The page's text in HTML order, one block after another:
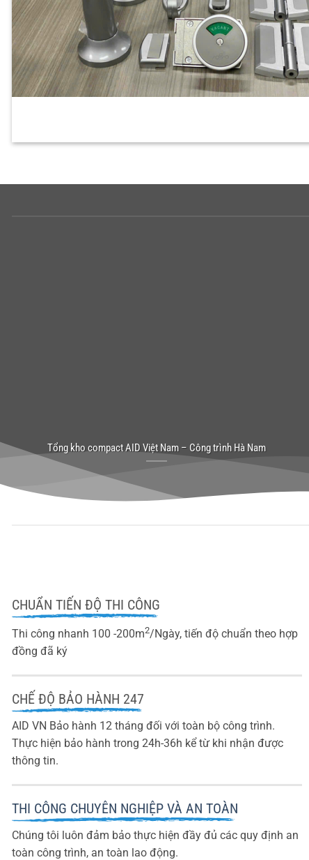
Tổng kho compact AID Việt Nam – Công trình Hà Nam
CHUẨN TIẾN ĐỘ THI CÔNG
Thi công nhanh 100 -200m2/Ngày, tiến độ chuẩn theo hợp
đồng đã ký
CHẾ ĐỘ BẢO HÀNH 247
AID VN Bảo hành 12 tháng đối với toàn bộ công trình.
Thực hiện bảo hành trong 24h-36h kể từ khi nhận được
thông tin.
THI CÔNG CHUYÊN NGHIỆP VÀ AN TOÀN
Chúng tôi luôn đảm bảo thực hiện đầy đủ các quy định an
toàn công trình, an toàn lao động.